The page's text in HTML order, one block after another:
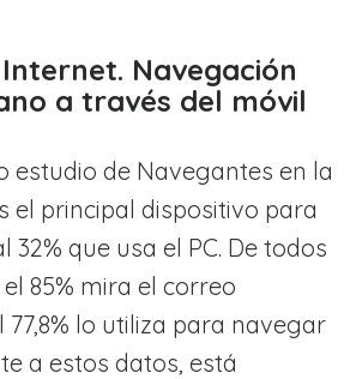
Navegación
a través del móvil
estudio de Navegantes en la
el principal dispositivo para
32% que usa el PC. De todos
85% mira el correo
lo utiliza para navegar
a estos datos, está